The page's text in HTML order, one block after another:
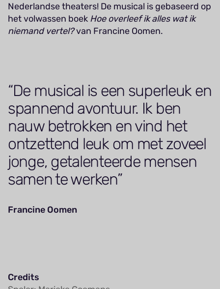
Nederlandse theaters! De musical is gebaseerd op
het volwassen boek Hoe overleef ik alles wat ik
niemand vertel?van Francine Oomen.
De musical is een superleuk en
spannend avontuur. Ik ben
nauw betrokken en vind het
ontzettend leuk om met zoveel
jonge, getalenteerde mensen
samen te werken
Francine Oomen
Credits